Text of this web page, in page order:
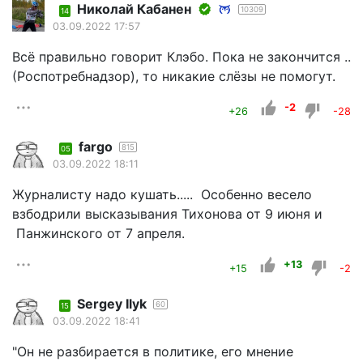
14 Николай Кабанен 10309
03.09.2022 17:57
Всё правильно говорит Клэбо. Пока не закончится ..
(Роспотребнадзор), то никакие слёзы не помогут.
+26 -2 -28
05 fargo 815
03.09.2022 18:11
Журналисту надо кушать..... Особенно весело
взбодрили высказывания Тихонова от 9 июня и
Панжинского от 7 апреля.
+15 +13 -2
15 Sergey Ilyk 60
03.09.2022 18:41
"Он не разбирается в политике, его мнение